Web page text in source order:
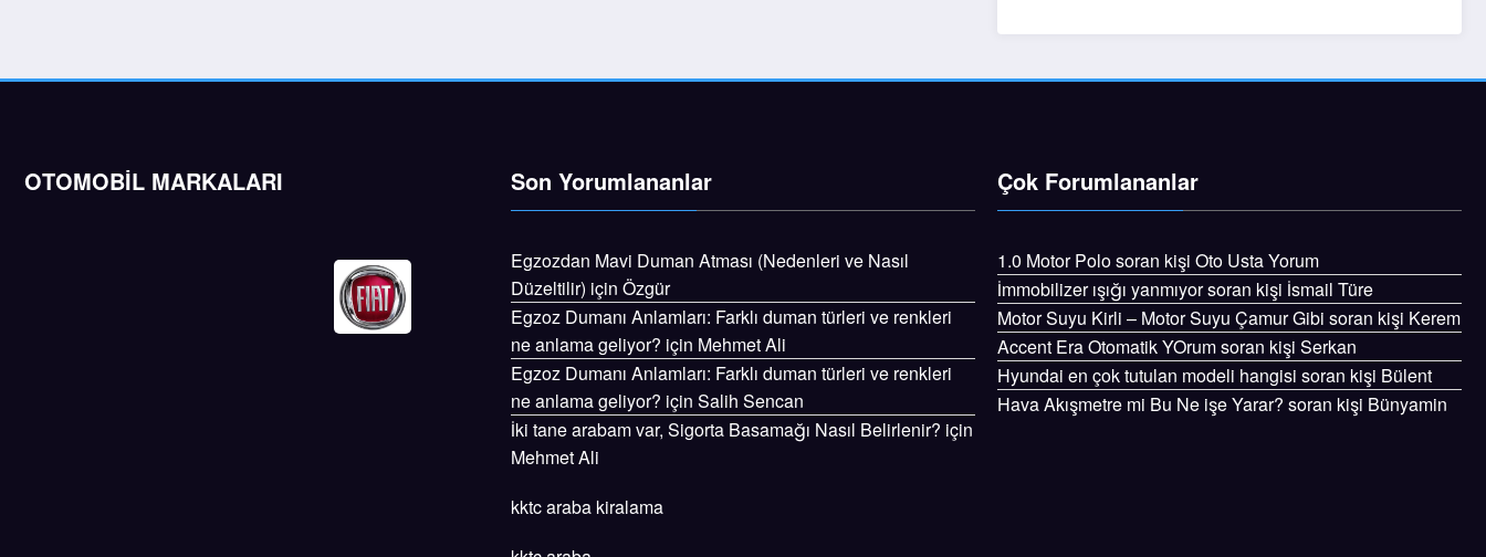
OTOMOBİL MARKALARI Son Yorumlananlar
Egzozdan Mavi Duman Atması (Nedenleri ve Nasıl
Düzeltilir) içinÖzgür
Egzoz Dumanı Anlamları: Farklı duman türleri ve renkleri
ne anlama geliyor? için Mehmet Ali
Egzoz Dumanı Anlamları: Farklı duman türleri ve renkleri
ne anlama geliyor? içinSalih Sencan
İki tane arabam var, Sigorta Basamağı Nasıl Belirlenir? için
Mehmet Ali
kktc araba kiralama
Çok Forumlananlar
1.0 Motor Polosoran kişiOto Usta Yorum
İmmobilizer ışığı yanmıyorsoran kişi İsmail Türe
Motor Suyu Kirli – Motor Suyu Çamur Gibi soran kişi Kerem
Accent Era Otomatik YOrumsoran kişi Serkan
Hyundai en çok tutulan modeli hangisi soran kişi Bülent
Hava Akışmetre mi Bu Ne işe Yarar? soran kişi Bünyamin